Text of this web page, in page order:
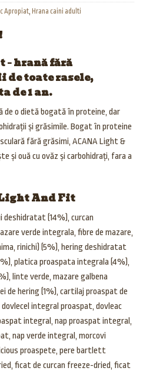
Apropiat, Hrana caini adulti
hrană fără
de toate rasele,
de 1 an.
de o dietă bogată în proteine, dar
și grăsimile. Bogat în proteine
fără grăsimi, ACANA Light &
și ouă cu ovăz și carbohidrați, fara a
And Fit
deshidratat (14%), curcan
verde integrala, fibre de mazare,
rinichi) (5%), hering deshidratat
platica proaspata integrala (4%),
linte verde, mazare galbena
de hering (1%), cartilaj proaspat de
integral proaspat, dovleac
integral, nap proaspat integral,
nap verde integral, morcovi
proaspete, pere bartlett
ficat de curcan freeze-dried, ficat